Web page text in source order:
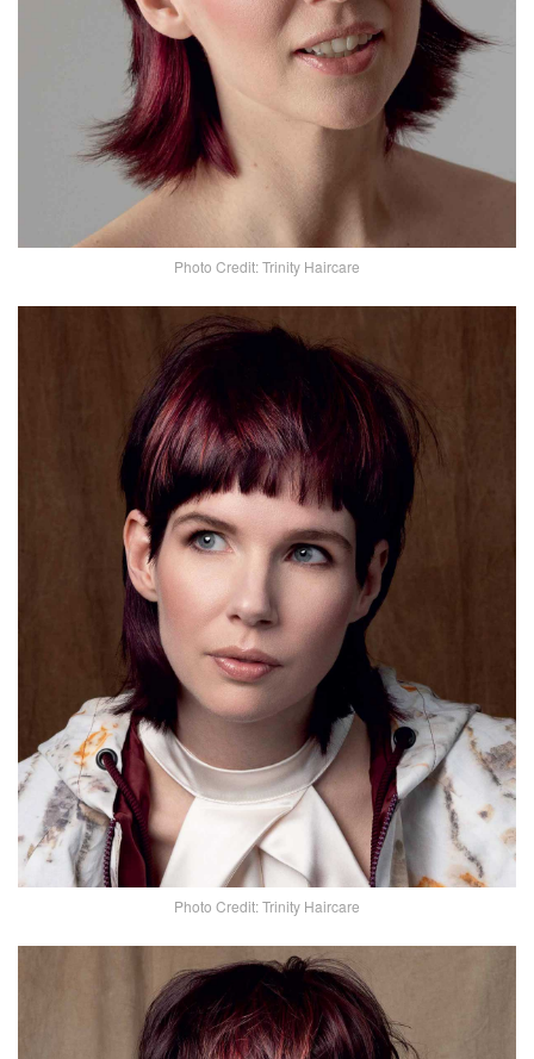
Photo Credit: Trinity Haircare
Photo Credit: Trinity Haircare